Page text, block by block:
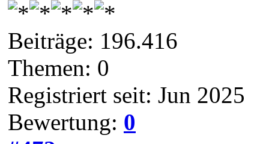
Beiträge: 196.416
Themen: 0
Registriert seit: Jun 2025
Bewertung: 0